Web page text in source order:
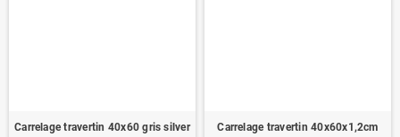
Carrelage travertin 40x60 gris silver
Carrelage travertin 40x60x1,2cm